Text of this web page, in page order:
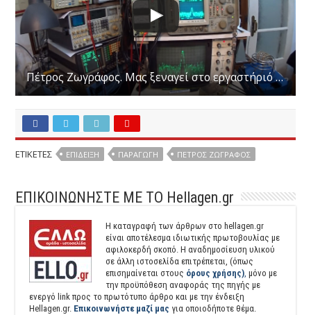
Πέτρος Ζωγράφος. Μας ξεναγεί στo εργαστήριό του
ΕΤΙΚΕΤΕΣ ΕΠΊΔΕΙΞΗ ΠΑΡΑΓΩΓΉ ΠΈΤΡΟΣ ΖΩΓΡΆΦΟΣ
ΕΠΙΚΟΙΝΩΝΗΣΤΕ ΜΕ ΤΟ Hellagen.gr
Η καταγραφή των άρθρων στο hellagen.gr
είναι αποτέλεσμα ιδιωτικής πρωτοβουλίας με
αφιλοκερδή σκοπό. H αναδημοσίευση υλικού
σε άλλη ιστοσελίδα επιτρέπεται, (όπως
επισημαίνεται στους όρους χρήσης),μόνο με
την προϋπόθεση αναφοράς της πηγής με
ενεργό link προς το πρωτότυπο άρθρο και με την ένδειξη
Hellagen.gr. Επικοινωνήστε μαζί μας για οποιοδήποτε θέμα.